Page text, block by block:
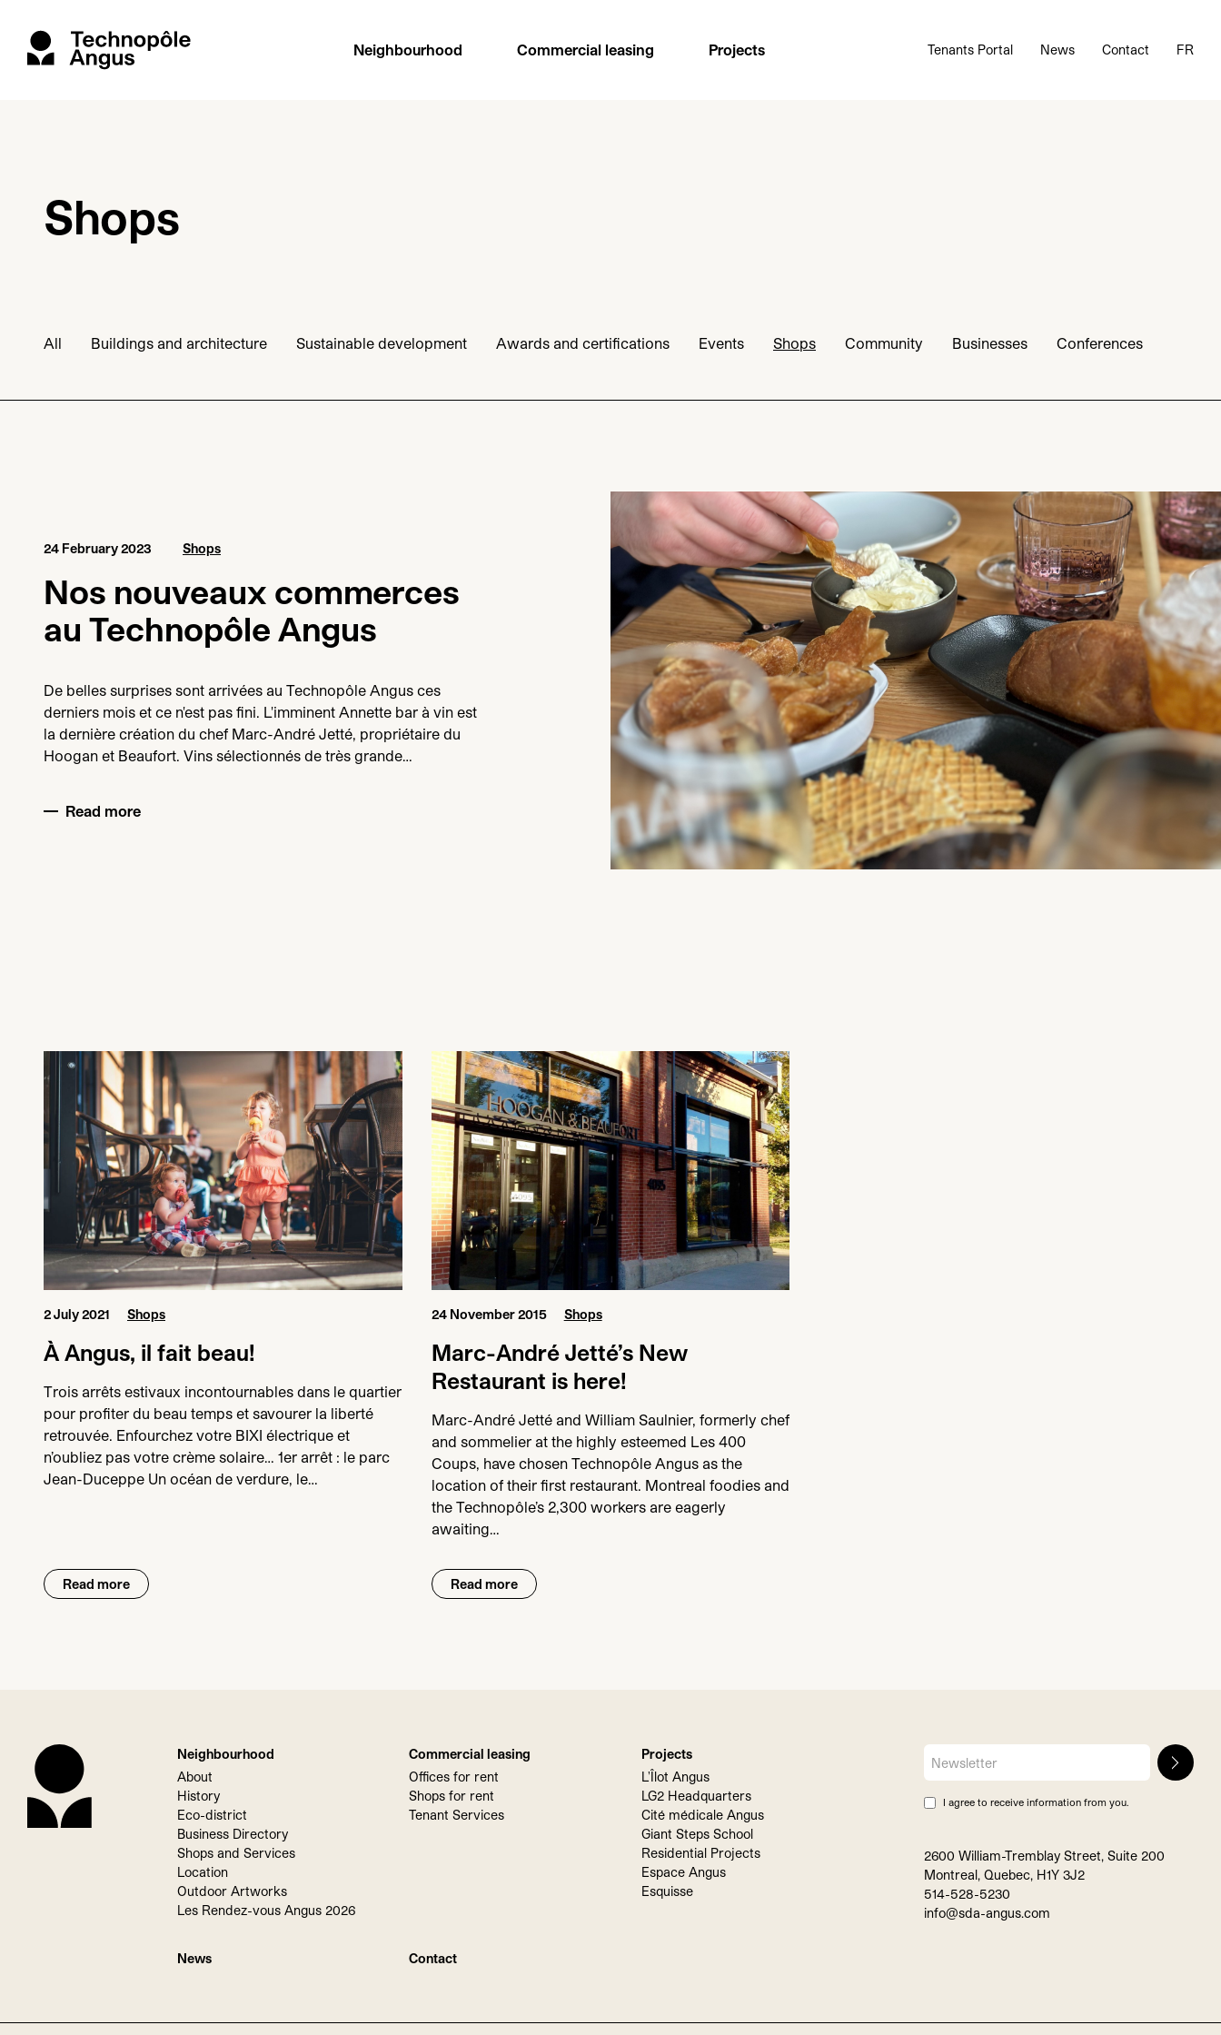
Neighbourhood Commercial leasing Projects Tenants Portal News Contact FR
Shops
All Buildings and architecture Sustainable development Awards and certifications Events Shops Community Businesses Conferences
24 February 2023 Shops
Nos nouveaux commerces
au Technopôle Angus
De belles surprises sont arrivées au Technopôle Angus ces
derniers mois et ce n'est pas fini. L'imminent Annette bar à vin est
la dernière création du chef Marc-André Jetté, propriétaire du
Hoogan et Beaufort. Vins sélectionnés de très grande…
Read more
2 July 2021 Shops
À Angus, il fait beau!
Trois arrêts estivaux incontournables dans le quartier
pour profiter du beau temps et savourer la liberté
retrouvée. Enfourchez votre BIXI électrique et
n’oubliez pas votre crème solaire… 1er arrêt : le parc
Jean-Duceppe Un océan de verdure, le…
Read more
24 November 2015 Shops
Marc-André Jetté’s New
Restaurant is here!
Marc-André Jetté and William Saulnier, formerly chef
and sommelier at the highly esteemed Les 400
Coups, have chosen Technopôle Angus as the
location of their first restaurant. Montreal foodies and
the Technopôle’s 2,300 workers are eagerly
awaiting…
Read more
Neighbourhood
About
History
Eco-district
Business Directory
Shops and Services
Location
Outdoor Artworks
Les Rendez-vous Angus 2026
Commercial leasing
Offices for rent
Shops for rent
Tenant Services
Projects
L'Îlot Angus
LG2 Headquarters
Cité médicale Angus
Giant Steps School
Residential Projects
Espace Angus
Esquisse
News Contact
I agree to receive information from you.
2600 William-Tremblay Street, Suite 200
Montreal, Quebec, H1Y 3J2
514-528-5230
info@sda-angus.com